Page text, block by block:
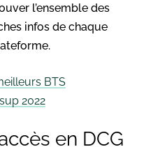
l’ensemble des
infos de chaque
BTS
2022
en DCG